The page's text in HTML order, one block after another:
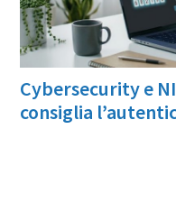
Cybersecurity e
consiglia